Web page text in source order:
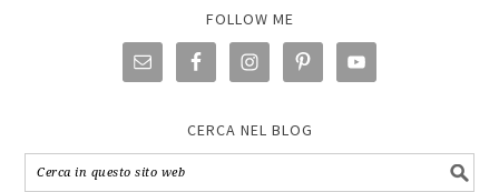
FOLLOW ME
CERCA NEL BLOG